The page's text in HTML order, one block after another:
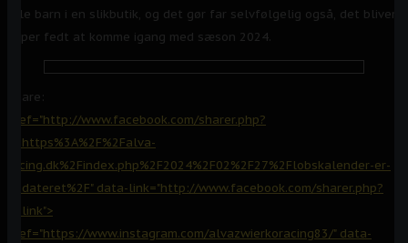
lille barn i en slikbutik, og det gør far selvfølgelig også, det bliver
super fedt at komme igang med sæson 2024.
Share:
href="http://www.facebook.com/sharer.php?
u=https%3A%2F%2Falva-
racing.dk%2Findex.php%2F2024%2F02%2F27%2Flobskalender-er-
opdateret%2F" data-link="http://www.facebook.com/sharer.php?
u=link">
href="https://www.instagram.com/alvazwierkoracing83/" data-